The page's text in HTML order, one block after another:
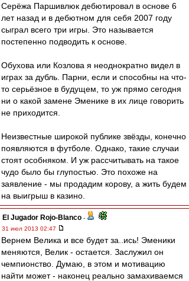
Серёжа Паршивлюк дебютировал в основе 6
лет назад и в дебютном для себя 2007 году
сыграл всего три игры. Это называется
постепенно подводить к основе.
Обухова или Козлова я неоднократно видел в
играх за дубль. Парни, если и способны на что-
то серьёзное в будущем, то уж прямо сегодня
ни о какой замене Эменике в их лице говорить
не приходится.
Неизвестные широкой публике звёзды, конечно
появляются в футболе. Однако, такие случаи
стоят особняком. И уж рассчитывать на такое
чудо было бы глупостью. Это похоже на
заявление - мы продадим корову, а жить будем
на выигрыш в казино.
El Jugador Rojo-Blanco -
31 июл 2013 02:47
Вернем Велика и все будет за..ись! Эменики
меняются, Велик - остается. Заслужил он
чемпионство. Думаю, в этом и мотивацию
найти может - наконец реально замахиваемся